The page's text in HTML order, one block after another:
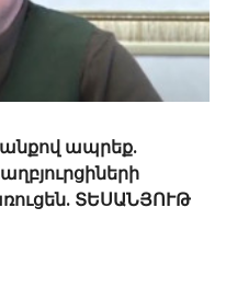
ապրեք.
ՏԵՍԱՆՅՈՒԹ